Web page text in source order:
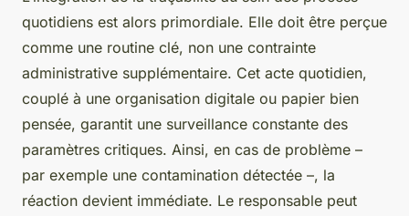
quotidiens est alors primordiale. Elle doit être perçue
comme une routine clé, non une contrainte
administrative supplémentaire. Cet acte quotidien,
couplé à une organisation digitale ou papier bien
pensée, garantit une surveillance constante des
paramètres critiques. Ainsi, en cas de problème –
par exemple une contamination détectée –, la
réaction devient immédiate. Le responsable peut